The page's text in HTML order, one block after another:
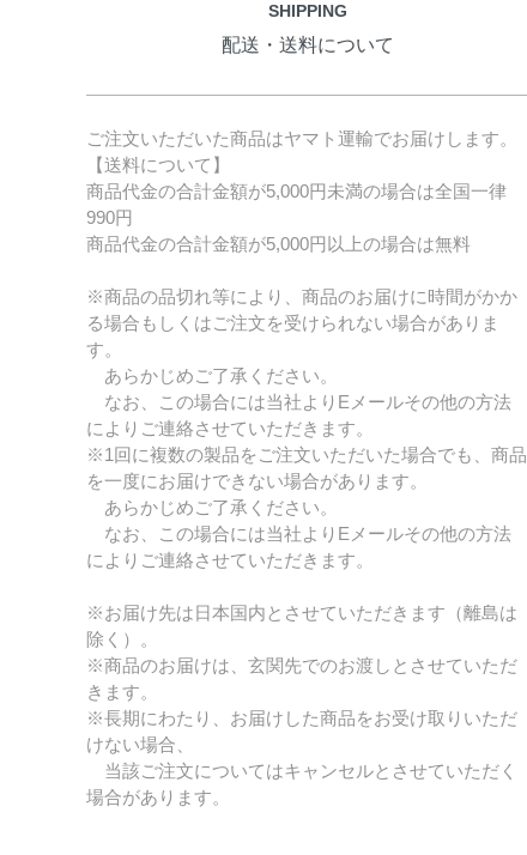
SHIPPING
配送・送料について
ご注文いただいた商品はヤマト運輸でお届けします。
【送料について】
商品代金の合計金額が5,000円未満の場合は全国一律
990円
商品代金の合計金額が5,000円以上の場合は無料
※商品の品切れ等により、商品のお届けに時間がかか
る場合もしくはご注文を受けられない場合がありま
す。
あらかじめご了承ください。
なお、この場合には当社よりEメールその他の方法
によりご連絡させていただきます。
※1回に複数の製品をご注文いただいた場合でも、商品
を一度にお届けできない場合があります。
あらかじめご了承ください。
なお、この場合には当社よりEメールその他の方法
によりご連絡させていただきます。
※お届け先は日本国内とさせていただきます（離島は
除く）。
※商品のお届けは、玄関先でのお渡しとさせていただ
きます。
※長期にわたり、お届けした商品をお受け取りいただ
けない場合、
当該ご注文についてはキャンセルとさせていただく
場合があります。